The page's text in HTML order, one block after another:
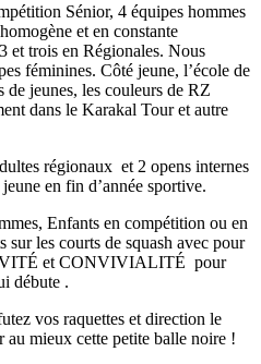
Sénior, 4 équipes hommes
et en constante
et trois en Régionales. Nous
féminines. Côté jeune, l’école de
de jeunes, les couleurs de RZ
dans le Karakal Tour et autre
régionaux et 2 opens internes
en fin d’année sportive.
Enfants en compétition ou en
sur les courts de squash avec pour
et CONVIVIALITÉ pour
débute .
vos raquettes et direction le
au mieux cette petite balle noire !